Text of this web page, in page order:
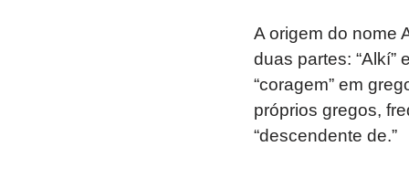
A origem do nome
duas partes: “Alkí”
“coragem” em
próprios gregos,
“descendente de.”